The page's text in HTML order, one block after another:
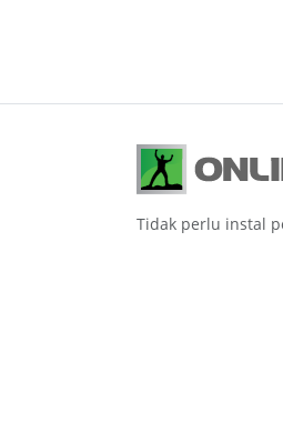
Tidak perlu instal